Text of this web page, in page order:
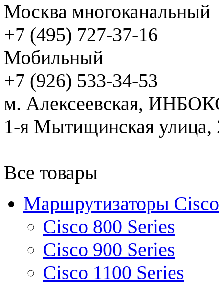
Москва многоканальный
+7 (495) 727-37-16
Мобильный
+7 (926) 533-34-53
м. Алексеевская,
1-я Мытищинская улица,
Все товары
Маршрутизаторы Cisco
Cisco 800 Series
Cisco 900 Series
Cisco 1100 Series